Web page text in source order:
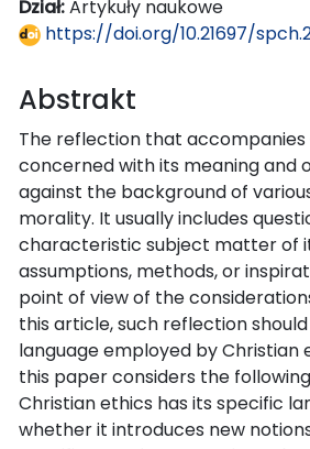
Dział:Artykuły naukowe
https://doi.org/10.21697/
Abstrakt
The reflection that accompanies
concerned with its meaning and
against the background of
morality. It usually includes
characteristic subject matter of
assumptions, methods, or
point of view of the
this article, such reflection
language employed by Christian
this paper considers the
Christian ethics has its specific
whether it introduces new